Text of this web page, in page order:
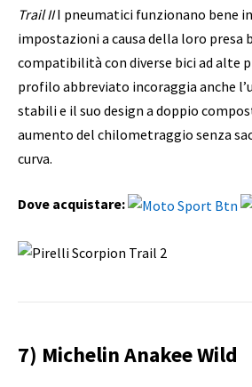
Trail III pneumatici funzionano bene
impostazioni a causa della loro presa
compatibilità con diverse bici ad alte
profilo abbreviato incoraggia anche
stabili e il suo design a doppio
aumento del chilometraggio senza
curva.
Dove acquistare:
7) Michelin Anakee Wild